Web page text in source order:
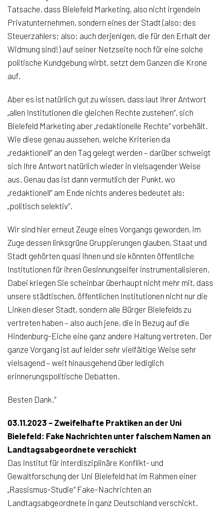
Tatsache, dass Bielefeld Marketing, also nicht irgendein
Privatunternehmen, sondern eines der Stadt (also: des
Steuerzahlers; also: auch derjenigen, die für den Erhalt der
Widmung sind!) auf seiner Netzseite noch für eine solche
politische Kundgebung wirbt, setzt dem Ganzen die Krone
auf.
Aber es ist natürlich gut zu wissen, dass laut Ihrer Antwort
„allen Institutionen die gleichen Rechte zustehen“, sich
Bielefeld Marketing aber „redaktionelle Rechte“ vorbehält.
Wie diese genau aussehen, welche Kriterien da
„redaktionell“ an den Tag gelegt werden – darüber schweigt
sich Ihre Antwort natürlich wieder in vielsagender Weise
aus. Genau das ist dann vermutlich der Punkt, wo
„redaktionell“ am Ende nichts anderes bedeutet als:
„politisch selektiv“.
Wir sind hier erneut Zeuge eines Vorgangs geworden, im
Zuge dessen linksgrüne Gruppierungen glauben, Staat und
Stadt gehörten quasi ihnen und sie könnten öffentliche
Institutionen für ihren Gesinnungseifer instrumentalisieren.
Dabei kriegen Sie scheinbar überhaupt nicht mehr mit, dass
unsere städtischen, öffentlichen Institutionen nicht nur die
Linken dieser Stadt, sondern alle Bürger Bielefelds zu
vertreten haben – also auch jene, die in Bezug auf die
Hindenburg-Eiche eine ganz andere Haltung vertreten. Der
ganze Vorgang ist auf leider sehr vielfältige Weise sehr
vielsagend – weit hinausgehend über lediglich
erinnerungspolitische Debatten.
Besten Dank.“
03.11.2023 – Zweifelhafte Praktiken an der Uni
Bielefeld: Fake Nachrichten unter falschem Namen an
Landtagsabgeordnete verschickt
Das Institut für interdisziplinäre Konflikt- und
Gewaltforschung der Uni Bielefeld hat im Rahmen einer
„Rassismus-Studie“ Fake-Nachrichten an
Landtagsabgeordnete in ganz Deutschland verschickt.